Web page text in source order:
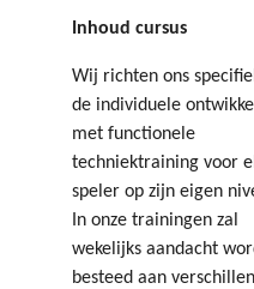
Inhoud cursus
Wij richten ons
de individuele
met functionele
techniektraining voor
speler op zijn eigen
In onze trainingen zal
wekelijks aandacht
besteed aan